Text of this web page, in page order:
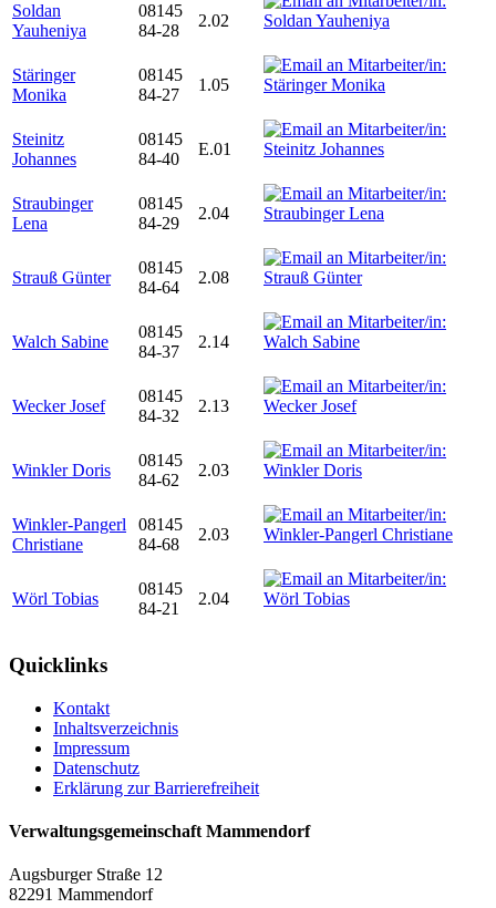
Soldan
Yauheniya
08145
84-28
2.02
Stäringer
Monika
08145
84-27
1.05
Steinitz
Johannes
08145
84-40
E.01
Straubinger
Lena
08145
84-29
2.04
Strauß Günter
08145
84-64
2.08
Walch Sabine
08145
84-37
2.14
Wecker Josef
08145
84-32
2.13
Winkler Doris
08145
84-62
2.03
Winkler-Pangerl
Christiane
08145
84-68
2.03
Wörl Tobias
08145
84-21
2.04
Quicklinks
Kontakt
Inhaltsverzeichnis
Impressum
Datenschutz
Erklärung zur Barrierefreiheit
Verwaltungsgemeinschaft Mammendorf
Augsburger Straße 12
82291 Mammendorf